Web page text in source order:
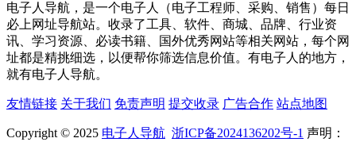
电子人导航，是一个电子人（电子工程师、采购、销售）每日
必上网址导航站。收录了工具、软件、商城、品牌、行业资
讯、学习资源、必读书籍、国外优秀网站等相关网站，每个网
址都是精挑细选，以便帮你筛选信息价值。有电子人的地方，
就有电子人导航。
友情链接 关于我们 免责声明 提交收录 广告合作 站点地图
Copyright © 2025 电子人导航 浙ICP备2024136202号-1 声明：